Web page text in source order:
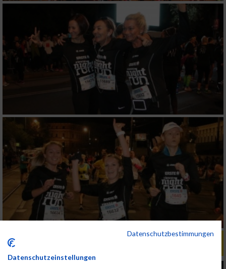
ALBUM X CROSS RUN BUSINESS CHALLENGE /
14.06.2018
Datenschutzbestimmungen
Datenschutzeinstellungen